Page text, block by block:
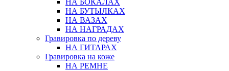
НА БОКАЛАХ
НА БУТЫЛКАХ
НА ВАЗАХ
НА НАГРАДАХ
Гравировка по дереву
НА ГИТАРАХ
Гравировка на коже
НА РЕМНЕ